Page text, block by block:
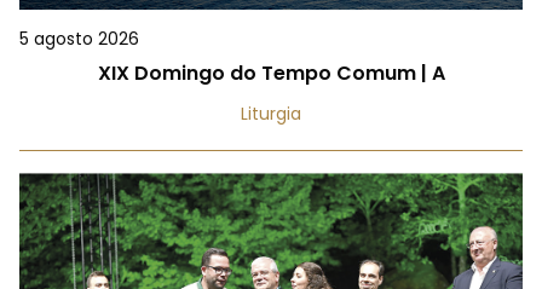
5 agosto 2026
XIX Domingo do Tempo Comum | A
Liturgia